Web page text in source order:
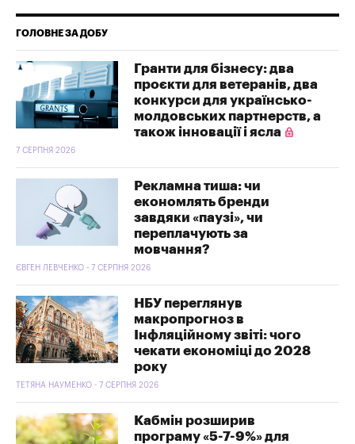
ГОЛОВНЕ ЗА ДОБУ
Гранти для бізнесу: два
проєкти для ветеранів, два
конкурси для українсько-
молдовських партнерств, а
також інновації і ясла
7 СЕРПНЯ 2026
Рекламна тиша: чи
економлять бренди
завдяки «паузі», чи
переплачують за
мовчання?
ЄВГЕН ЛЕВЧЕНКО - 7 СЕРПНЯ 2026
НБУ переглянув
макропрогноз в
Інфляційному звіті: чого
чекати економіці до 2028
року
ТЕТЯНА НАУМЕНКО - 7 СЕРПНЯ 2026
Кабмін розширив
програму «5-7-9%» для